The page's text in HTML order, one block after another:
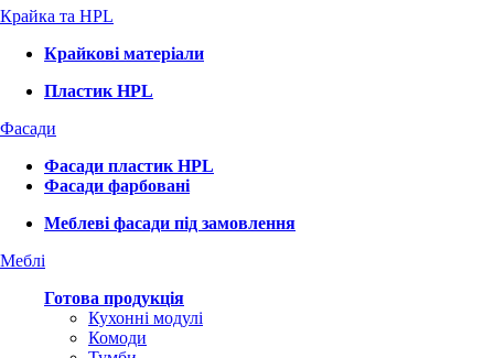
Крайка та HPL
Крайкові матеріали
Пластик HPL
Фасади
Фасади пластик HPL
Фасади фарбовані
Меблеві фасади під замовлення
Меблі
Готова продукція
Кухонні модулі
Комоди